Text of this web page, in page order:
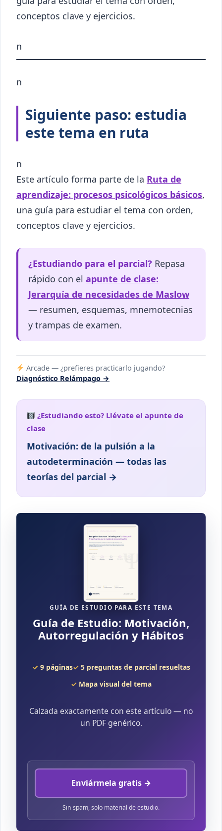
conceptos clave y ejercicios.
n
n
Siguiente paso: estudia
este tema en ruta
n
Este artículo forma parte de la Ruta de
aprendizaje: procesos psicológicos básicos,
una guía para estudiar el tema con orden,
conceptos clave y ejercicios.
¿Estudiando para el parcial? Repasa
rápido con el apunte de clase:
Jerarquía de necesidades de Maslow
— resumen, esquemas, mnemotecnias
y trampas de examen.
Arcade — ¿prefieres practicarlo jugando?
Diagnóstico Relámpago →
¿Estudiando esto? Llévate el apunte de
clase
Motivación: de la pulsión a la
autodeterminación — todas las
teorías del parcial →
GUÍA DE ESTUDIO PARA ESTE TEMA
Guía de Estudio: Motivación,
Autorregulación y Hábitos
9 páginas
5 preguntas de parcial resueltas
Mapa visual del tema
Calzada exactamente con este artículo — no
un PDF genérico.
Enviármela gratis →
Sin spam, solo material de estudio.